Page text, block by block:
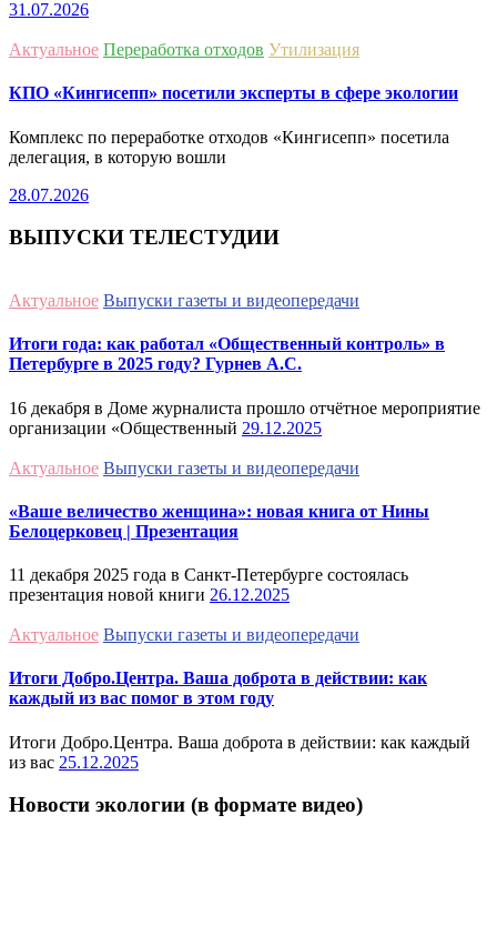
31.07.2026
Актуальное Переработка отходов Утилизация
КПО «Кингисепп» посетили эксперты в сфере экологии
Комплекс по переработке отходов «Кингисепп» посетила
делегация, в которую вошли
28.07.2026
ВЫПУСКИ ТЕЛЕСТУДИИ
Актуальное Выпуски газеты и видеопередачи
Итоги года: как работал «Общественный контроль» в
Петербурге в 2025 году? Гурнев А.С.
16 декабря в Доме журналиста прошло отчётное мероприятие
организации «Общественный 29.12.2025
Актуальное Выпуски газеты и видеопередачи
«Ваше величество женщина»: новая книга от Нины
Белоцерковец | Презентация
11 декабря 2025 года в Санкт-Петербурге состоялась
презентация новой книги 26.12.2025
Актуальное Выпуски газеты и видеопередачи
Итоги Добро.Центра. Ваша доброта в действии: как
каждый из вас помог в этом году
Итоги Добро.Центра. Ваша доброта в действии: как каждый
из вас 25.12.2025
Новости экологии (в формате видео)